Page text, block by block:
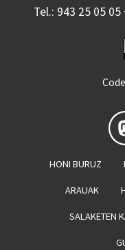
Tel.: 943 25 05
HONI BURUZ
ARAUAK
SALAKETEN